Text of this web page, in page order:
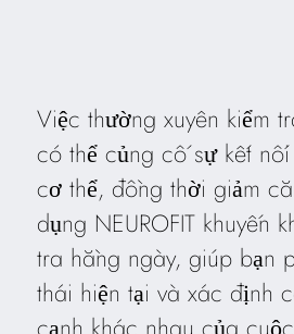
Việc thường xuyên kiểm
có thể củng cố sự kết
cơ thể, đồng thời giảm
dụng NEUROFIT khuyến
tra hằng ngày, giúp bạn
thái hiện tại và xác định